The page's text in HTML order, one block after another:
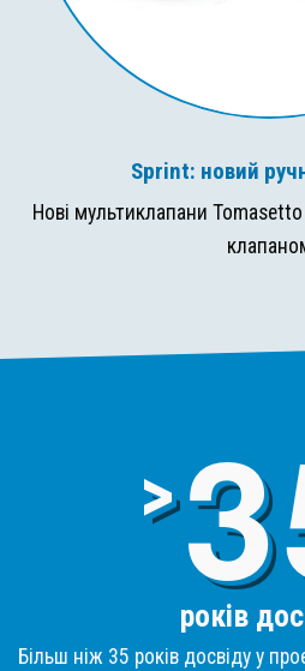
Sprint: новий
Нові мультиклапани
>
років
Більш ніж 35 років досвіду у